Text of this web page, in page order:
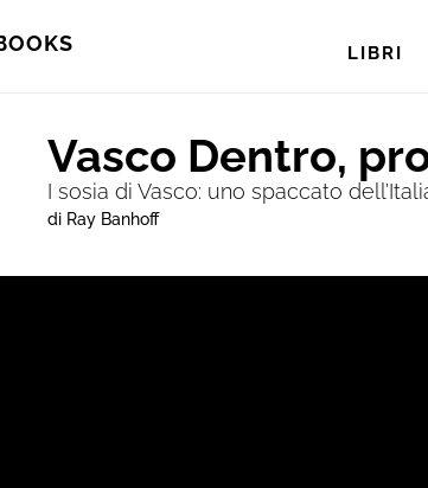
LIBRI
Vasco Dentro,
I sosia di Vasco: uno spaccato
di Ray Banhoff